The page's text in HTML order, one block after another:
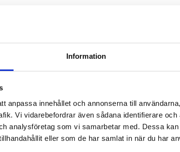
Information
anpassa innehållet och annonserna till
Vi vidarebefordrar även sådana identifierare och
analysföretag som vi samarbetar med. Dessa
eller som de har samlat in när du har
Art.nr: 13040
ett snyggt “S is for Sheep”-motiv, designat för att ge
har funktionen att fungera som ett skyddande fodral